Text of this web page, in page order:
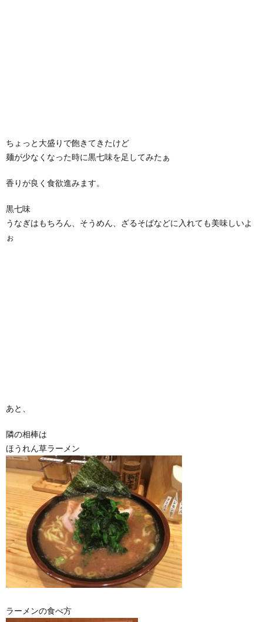
ちょっと大盛りで飽きてきたけど
麺が少なくなった時に黒七味を足してみたぁ
香りが良く食欲進みます。
黒七味
うなぎはもちろん、そうめん、ざるそばなどに入れても美味しいよ
ぉ
あと、
隣の相棒は
ほうれん草ラーメン
ラーメンの食べ方